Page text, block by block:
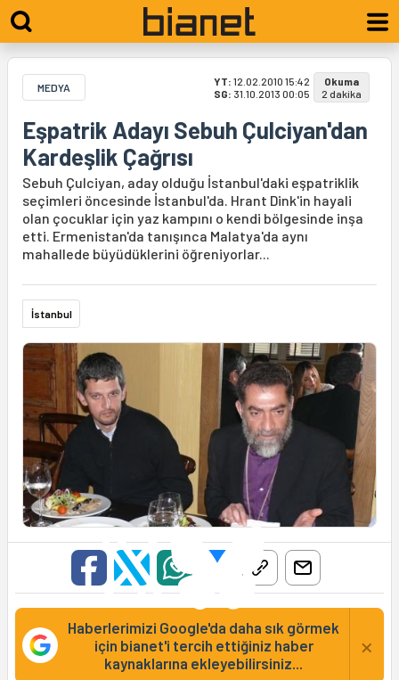
MEDYA YT: 12.02.2010 15:42
SG: 31.10.2013 00:05
Okuma
2 dakika
Eşpatrik Adayı Sebuh Çulciyan'dan
Kardeşlik Çağrısı
Sebuh Çulciyan, aday olduğu İstanbul'daki eşpatriklik
seçimleri öncesinde İstanbul'da. Hrant Dink'in hayali
olan çocuklar için yaz kampını o kendi bölgesinde inşa
etti. Ermenistan'da tanışınca Malatya'da aynı
mahallede büyüdüklerini öğreniyorlar...
İstanbul
Haberlerimizi Google'da daha sık görmek
için bianet'i tercih ettiğiniz haber
kaynaklarına ekleyebilirsiniz...
×